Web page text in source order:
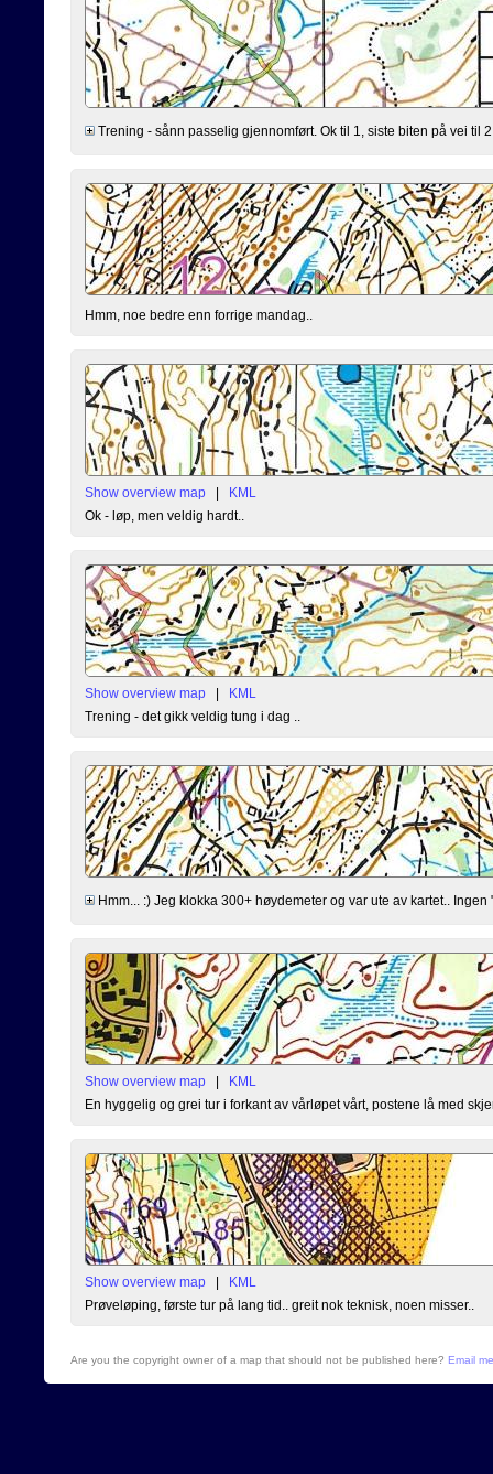
Trening - sånn passelig gjennomført. Ok til 1, siste biten på vei til
Hmm, noe bedre enn forrige mandag..
Show overview map |
KML
Ok - løp, men veldig hardt..
Show overview map |
KML
Trening - det gikk veldig tung i dag ..
Hmm... :) Jeg klokka 300+ høydemeter og var ute av kartet..
Show overview map |
KML
En hyggelig og grei tur i forkant av vårløpet vårt, postene lå med
Show overview map |
KML
Prøveløping, første tur på lang tid.. greit nok teknisk, noen misser..
Are you the copyright owner of a map that should not be published here? Email me